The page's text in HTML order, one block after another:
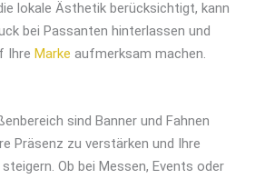
lokale Ästhetik berücksichtigt, kann
bei Passanten hinterlassen und
Ihre Marke aufmerksam machen.
sind Banner und Fahnen
Präsenz zu verstärken und Ihre
Ob bei Messen, Events oder